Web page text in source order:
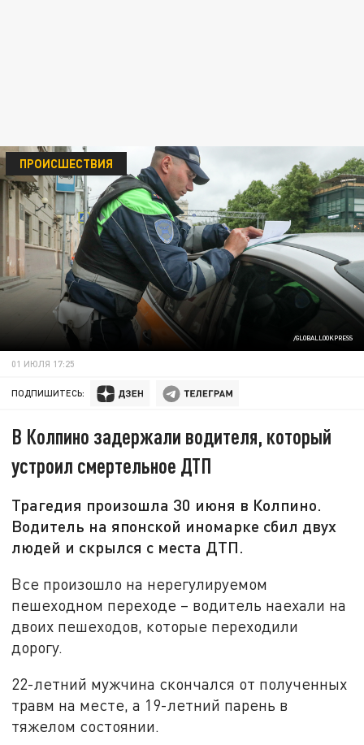
/GLOBALLOOKPRESS
ПРОИСШЕСТВИЯ
01 ИЮЛЯ 17:25
ПОДПИШИТЕСЬ:
В Колпино задержали водителя, который
устроил смертельное ДТП
Трагедия произошла 30 июня в Колпино.
Водитель на японской иномарке сбил двух
людей и скрылся с места ДТП.
Все произошло на нерегулируемом
пешеходном переходе – водитель наехали на
двоих пешеходов, которые переходили
дорогу.
22-летний мужчина скончался от полученных
травм на месте, а 19-летний парень в
тяжелом состоянии.